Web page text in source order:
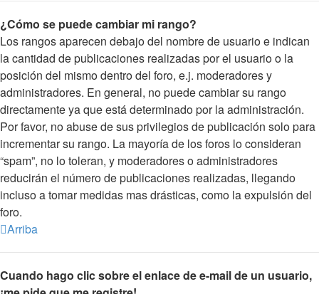
¿Cómo se puede cambiar mi rango?
Los rangos aparecen debajo del nombre de usuario e indican
la cantidad de publicaciones realizadas por el usuario o la
posición del mismo dentro del foro, e.j. moderadores y
administradores. En general, no puede cambiar su rango
directamente ya que está determinado por la administración.
Por favor, no abuse de sus privilegios de publicación solo para
incrementar su rango. La mayoría de los foros lo consideran
“spam”, no lo toleran, y moderadores o administradores
reducirán el número de publicaciones realizadas, llegando
incluso a tomar medidas mas drásticas, como la expulsión del
foro.
Arriba
Cuando hago clic sobre el enlace de e-mail de un usuario,